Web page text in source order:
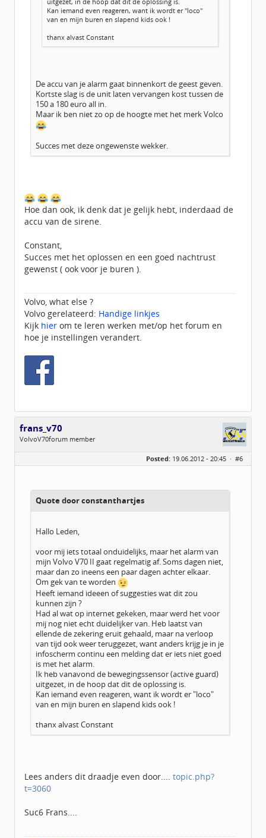
Kan iemand even reageren, want ik wordt er "loco"
van en mijn buren en slapend kids ook !
thanx alvast Constant
De accu van je alarm gaat binnenkort de geest geven.
Kortste slag is de unit laten vervangen kost tussen de
150 a 180 euro all in.
Maar ik ben niet zo op de hoogte met het merk Volco
Succes met deze ongewenste wekker.
Hoe dan ook, ik denk dat je gelijk hebt, inderdaad de
accu van de sirene.
Constant,
Succes met het oplossen en een goed nachtrust
gewenst ( ook voor je buren ).
Volvo, what else ?
Volvo gerelateerd: Handige linkjes
Kijk hier om te leren werken met/op het forum en
hoe je instellingen verandert.
frans_v70
VolvoV70forum member
Leeftijd:
69
Geregistreerd:
Posted: 19.06.2012 - 20:45 · #6
Quote door constanthartjes
Hallo Leden,
voor mij iets totaal onduidelijks, maar het alarm van
mijn Volvo V70 II gaat regelmatig af. Soms dagen niet,
maar dan zo ineens een paar dagen achter elkaar.
Om gek van te worden
Heeft iemand ideeen of suggesties wat dit zou
kunnen zijn ?
Had al wat op internet gekeken, maar werd het voor
mij nog niet echt duidelijker van. Heb laatst van
ellende de zekering eruit gehaald, maar na verloop
van tijd ook weer teruggezet, want anders krijg je in je
infoscherm continu een melding dat er iets niet goed
is met het alarm.
Ik heb vanavond de bewegingssensor (active guard)
uitgezet, in de hoop dat dit de oplossing is.
Kan iemand even reageren, want ik wordt er "loco"
van en mijn buren en slapend kids ook !
thanx alvast Constant
Lees anders dit draadje even door.... topic.php?
t=3060
Suc6 Frans....